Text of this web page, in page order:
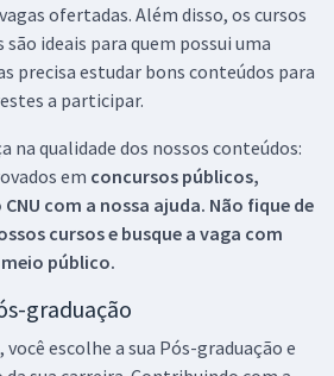
ofertadas. Além disso, os cursos
ideais para quem possui uma
precisa estudar bons conteúdos para
a participar.
na qualidade dos nossos conteúdos:
em concursos públicos,
com a nossa ajuda. Não fique de
cursos e busque a vaga com
público.
graduação
escolhe a sua Pós-graduação e